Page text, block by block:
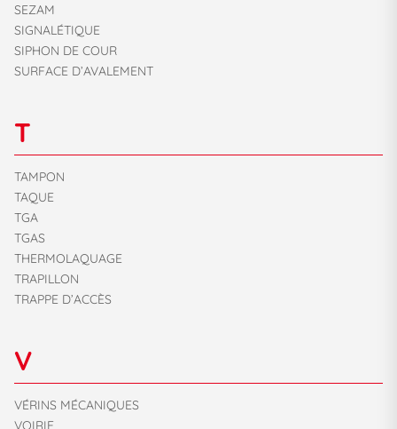
SEZAM
SIGNALÉTIQUE
SIPHON DE COUR
SURFACE D’AVALEMENT
T
TAMPON
TAQUE
TGA
TGAS
THERMOLAQUAGE
TRAPILLON
TRAPPE D’ACCÈS
V
VÉRINS MÉCANIQUES
VOIRIE